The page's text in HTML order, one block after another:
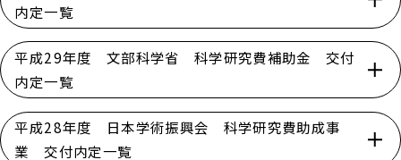
内定一覧
平成29年度 文部科学省 科学研究費補助金 交付
内定一覧
平成28年度 日本学術振興会 科学研究費助成事
業 交付内定一覧